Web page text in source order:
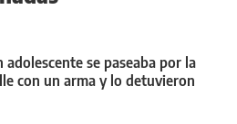
adolescente se paseaba por la
con un arma y lo detuvieron